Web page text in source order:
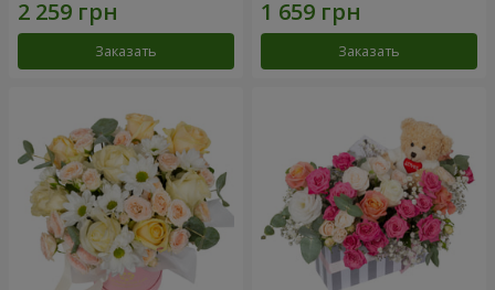
Заказать Заказать